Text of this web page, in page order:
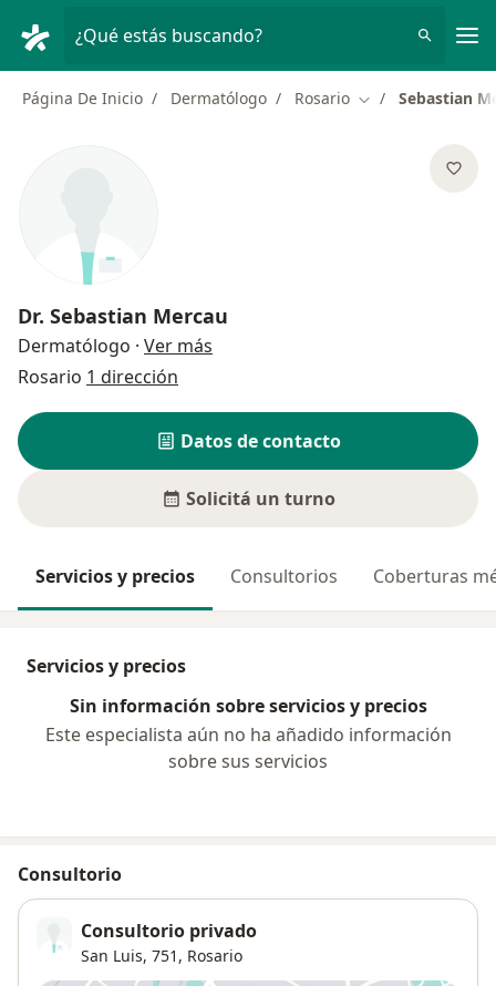
¿Qué estás buscando?
Página De Inicio Dermatólogo Rosario Cambiar de
Sebastian
Dr. Sebastian Mercau
Dermatólogo · Ver más
Rosario 1 dirección
Datos de contacto
Solicitá un turno
Servicios y precios Consultorios Coberturas
Servicios y precios
Sin información sobre servicios y precios
Este especialista aún no ha añadido información
sobre sus servicios
Consultorio
Consultorio privado
San Luis, 751, Rosario